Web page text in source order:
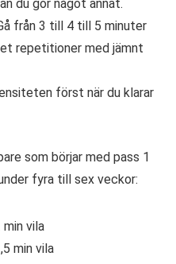
du gör något annat.
från 3 till 4 till 5 minuter
repetitioner med jämnt
först när du klarar
som börjar med pass 1
fyra till sex veckor:
min vila
min vila